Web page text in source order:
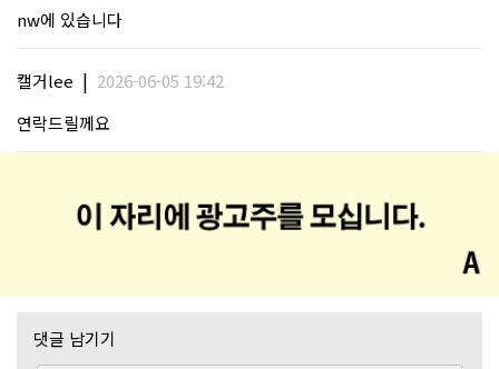
nw에 있습니다
캘거lee | 2026-06-05 19:42
연락드릴께요
댓글 남기기